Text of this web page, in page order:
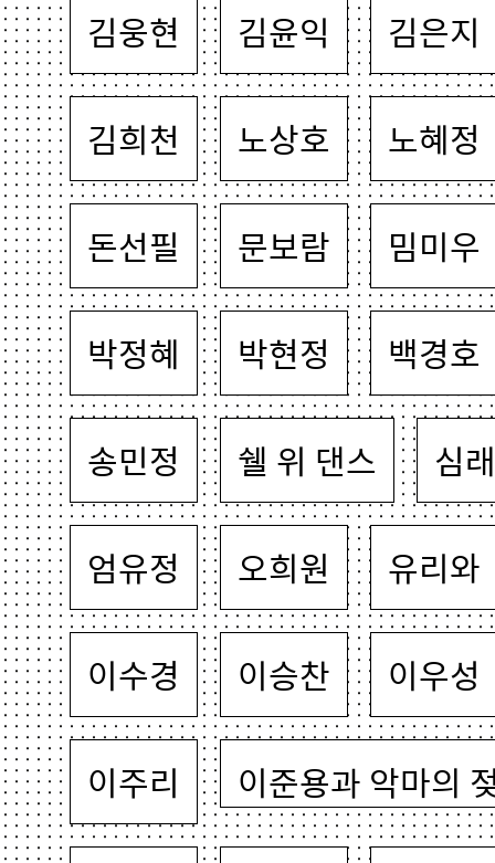
김웅현 김윤익 김은지
김희천 노상호 노혜정
돈선필 문보람 밈미우
박정혜 박현정 백경호
송민정 쉘 위 댄스 심
엄유정 오희원 유리와
이수경 이승찬 이우성
이주리 이준용과 악마의